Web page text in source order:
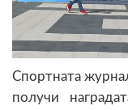
Спортната
получи